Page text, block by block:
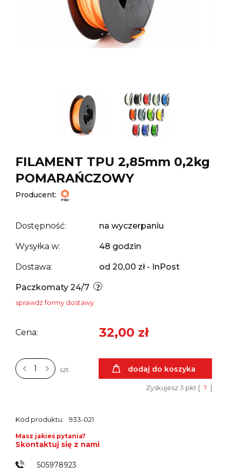
FILAMENT TPU 2,85mm 0,2kg
POMARAŃCZOWY
Producent:
Dostępność: na wyczerpaniu
Wysyłka w: 48 godzin
Dostawa: od 20,00 zł - InPost
Paczkomaty 24/7
sprawdź formy dostawy
Cena: 32,00 zł
szt. dodaj do koszyka
Zyskujesz3 pkt [ ? ]
Kod produktu: 933-021
Masz jakieś pytania?
Skontaktuj się z nami
505978923